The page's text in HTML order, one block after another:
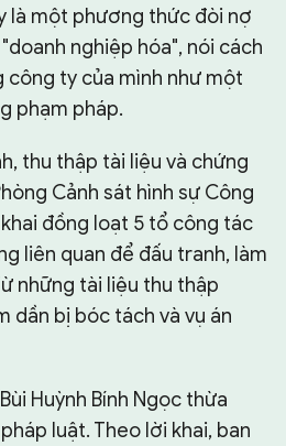
là một phương thức đòi nợ
nghiệp hóa", nói cách
công ty của mình như một
phạm pháp.
thu thập tài liệu và chứng
Cảnh sát hình sự Công
khai đồng loạt 5 tổ công tác
liên quan để đấu tranh, làm
những tài liệu thu thập
dần bị bóc tách và vụ án
Huỳnh Bính Ngọc thừa
luật. Theo lời khai, ban